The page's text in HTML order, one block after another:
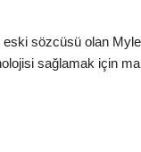
sözcüsü olan
sağlamak için